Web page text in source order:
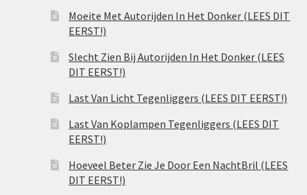
Moeite Met Autorijden In Het Donker (LEES DIT
EERST!)
Slecht Zien Bij Autorijden In Het Donker (LEES
DIT EERST!)
Last Van Licht Tegenliggers (LEES DIT EERST!)
Last Van Koplampen Tegenliggers (LEES DIT
EERST!)
Hoeveel Beter Zie Je Door Een NachtBril (LEES
DIT EERST!)